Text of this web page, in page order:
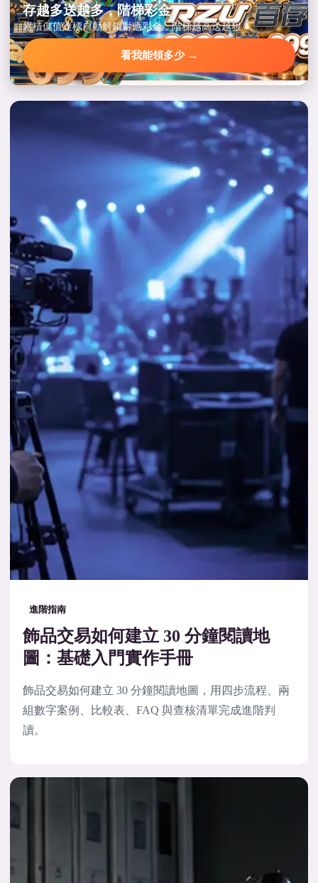
存越多送越多，階梯彩金
累積儲值達標自動解鎖對應彩金，階梯越高送越狠。
看我能領多少 →
進階指南
飾品交易如何建立 30 分鐘閱讀地
圖：基礎入門實作手冊
飾品交易如何建立 30 分鐘閱讀地圖，用四步流程、兩
組數字案例、比較表、FAQ 與查核清單完成進階判
讀。